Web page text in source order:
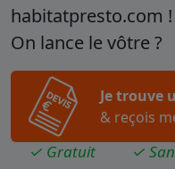
habitatpresto.com !
On lance le vôtre ?
Je trouve
& reçois
✓ Gratuit ✓